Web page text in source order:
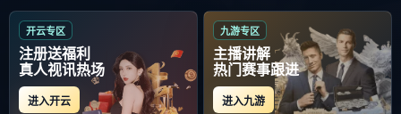
首页 包含"CBA常规赛赛程吃紧"标签的文章
关于CBA常规赛赛程吃紧，利物
浦今夜内部沟通，更衣室稳定，